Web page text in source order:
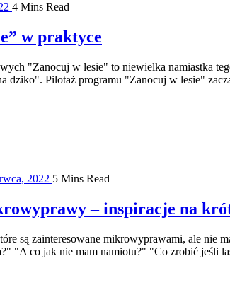
4 Mins Read
w praktyce
"Zanocuj w lesie" to niewielka namiastka
dziko". Pilotaż programu "Zanocuj w lesie"
2022 5 Mins Read
– inspiracje na
są zainteresowane mikrowyprawami, ale nie
"A co jak nie mam namiotu?" "Co zrobić jeśli